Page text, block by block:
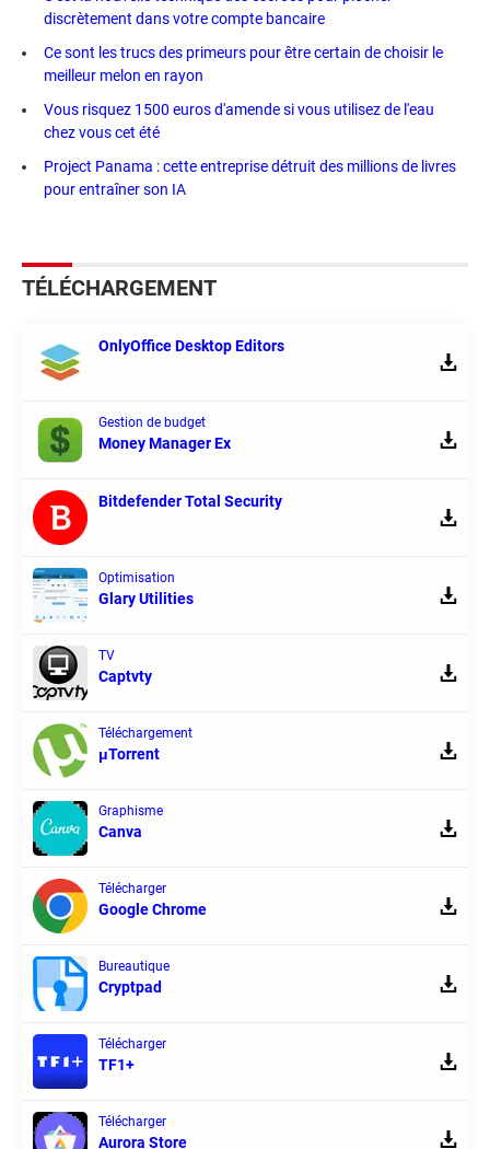
discrètement dans votre compte bancaire
Ce sont les trucs des primeurs pour être certain de choisir le
meilleur melon en rayon
Vous risquez 1500 euros d'amende si vous utilisez de l'eau
chez vous cet été
Project Panama : cette entreprise détruit des millions de livres
pour entraîner son IA
TÉLÉCHARGEMENT
OnlyOffice Desktop Editors
Gestion de budget
Money Manager Ex
Bitdefender Total Security
Optimisation
Glary Utilities
TV
Captvty
Téléchargement
μTorrent
Graphisme
Canva
Télécharger
Google Chrome
Bureautique
Cryptpad
Télécharger
TF1+
Télécharger
Aurora Store